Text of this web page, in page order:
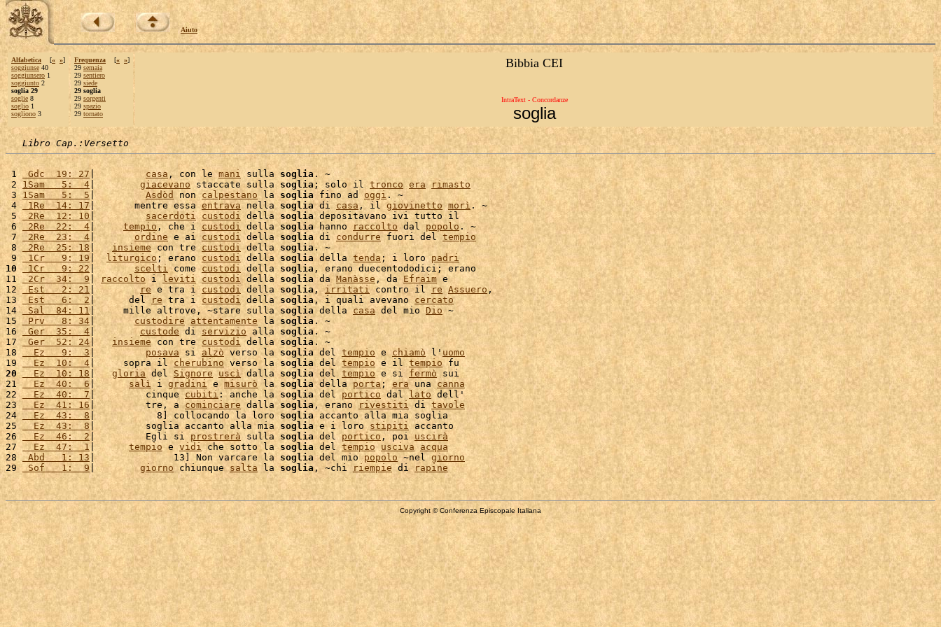
Aiuto
Alfabetica [« »]
soggiunse 40
soggiunsero 1
soggiunto 2
soglia 29
soglie 8
soglio 1
sogliono 3
Frequenza [« »]
29 semaia
29 sentiero
29 siede
29 soglia
29 sorgenti
29 spazio
29 tornato
Bibbia CEI
IntraText - Concordanze
soglia
Libro Cap.:Versetto
1 Gdc  19: 27 | casa , con le mani sulla soglia . ~
2 1Sam   5:  4 | giacevano staccate sulla soglia ; solo il tronco era
rimasto
3 1Sam   5:  5 | Asdòd non calpestano la soglia fino ad oggi . ~
4
1Re  14: 17|       mentre essa entrava nella soglia di casa, il giovinetto morì . ~
5 2Re  12: 10 | sacerdoti custodi della soglia depositavano ivi tutto il
6 2Re  22:  4 | tempio , che i custodi della soglia hanno raccolto dal popolo . ~
7
2Re  23:  4| ordine e ai custodi della soglia di condurre fuori del tempio
8 2Re  25: 18 | insieme con tre custodi della soglia . ~
9 1Cr   9: 19| liturgico ; erano custodi della soglia della tenda ; i loro padri
10
1Cr   9: 22 | scelti come custodi della soglia , erano duecentododici; erano
11 2Cr  34:  9 | raccolto i leviti custodi della soglia da Manàsse , da Efraim e
12
Est   2: 21 | re e tra i custodi della soglia, irritati contro il re Assuero,
13
Est   6:  2|      del re tra i custodi della soglia, i quali avevano cercato
14 Sal  84: 11 |     mille altrove, ~stare sulla soglia della casa del mio Dio ~
15 Prv   8: 34 | custodire attentamente la soglia . ~
16
Ger  35:  4 | custode di servizio alla soglia . ~
17 Ger  52: 24| insieme con tre custodi della soglia . ~
18
  Ez   9:  3
| posava si alzò verso la soglia del tempio e chiamò l' uomo
19
  Ez  10:  4
|     sopra il cherubino verso la soglia del tempio e il tempio
20
  Ez  10: 18
| gloria del Signore uscì dalla soglia del tempio e si fermò sui
21
  Ez  40:  6
| salì i gradini e misurò la soglia della porta ; era una canna
22
  Ez  40:  7
|         cinque cubiti : anche la soglia del portico dal lato dell'
23
  Ez  41: 16
|         tre, a cominciare dalla soglia, erano rivestiti di tavole
24
  Ez  43:  8
|           8] collocando la loro soglia accanto alla mia soglia
25
  Ez  43:  8
|         soglia accanto alla mia soglia e i loro stipiti accanto
26
  Ez  46:  2
|         Egli si prostrerà sulla soglia del portico , poi uscirà
27
  Ez  47:  1
| tempio e vidi che sotto la soglia del tempio usciva acqua
28 Abd   1: 13 |              13] Non varcare la soglia del mio popolo ~nel giorno
29
Sof   1:  9 | giorno chiunque salta la soglia, ~chi riempie di rapine
Copyright © Conferenza Episcopale Italiana